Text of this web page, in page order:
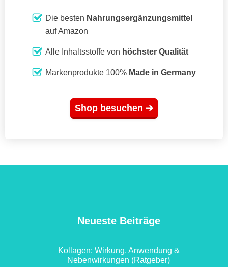
Die besten Nahrungsergänzungsmittel
auf Amazon
Alle Inhaltsstoffe von höchster Qualität
Markenprodukte 100% Made in Germany
Shop besuchen ➔
Neueste Beiträge
Kollagen: Wirkung, Anwendung &
Nebenwirkungen (Ratgeber)